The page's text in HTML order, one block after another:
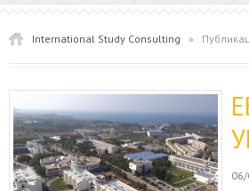
International Study Consulting »